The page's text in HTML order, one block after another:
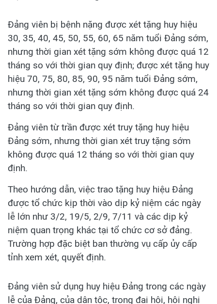
Đảng viên bị bệnh nặng được xét tặng huy hiệu
30, 35, 40, 45, 50, 55, 60, 65 năm tuổi Đảng sớm,
nhưng thời gian xét tặng sớm không được quá 12
tháng so với thời gian quy định; được xét tặng huy
hiệu 70, 75, 80, 85, 90, 95 năm tuổi Đảng sớm,
nhưng thời gian xét tặng sớm không được quá 24
tháng so với thời gian quy định.
Đảng viên từ trần được xét truy tặng huy hiệu
Đảng sớm, nhưng thời gian xét truy tặng sớm
không được quá 12 tháng so với thời gian quy
định.
Theo hướng dẫn, việc trao tặng huy hiệu Đảng
được tổ chức kịp thời vào dịp kỷ niệm các ngày
lễ lớn như 3/2, 19/5, 2/9, 7/11 và các dịp kỷ
niệm quan trọng khác tại tổ chức cơ sở đảng.
Trường hợp đặc biệt ban thường vụ cấp ủy cấp
tỉnh xem xét, quyết định.
Đảng viên sử dụng huy hiệu Đảng trong các ngày
lễ của Đảng, của dân tộc, trong đại hội, hội nghị